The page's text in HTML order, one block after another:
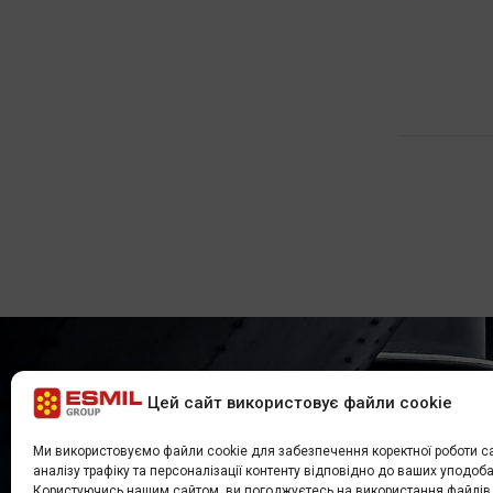
Цей сайт використовує файли cookie
Ми використовуємо файли cookie для забезпечення коректної роботи
аналізу трафіку та персоналізації контенту відповідно до ваших
КОНТАКТНА ФОРМА
Для отримання додаткової інформації або